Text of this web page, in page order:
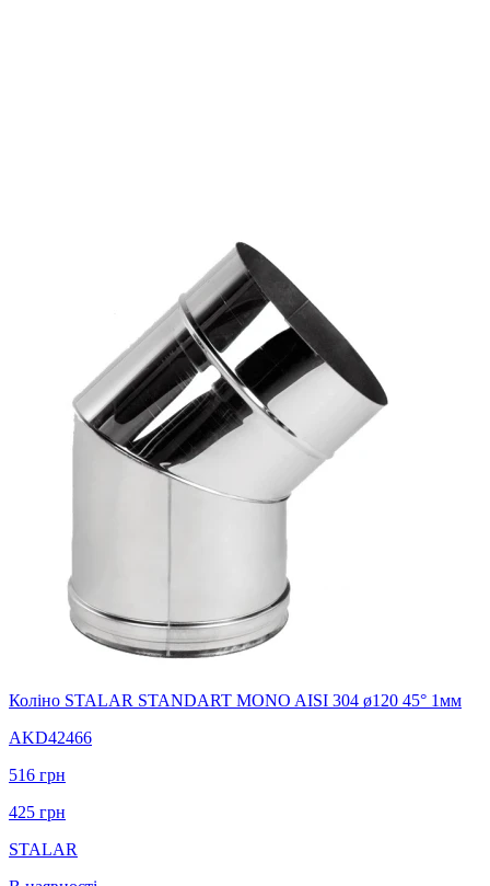
Коліно STALAR STANDART MONO AISI 304 ø120 45° 1мм
AKD42466
516 грн
425 грн
STALAR